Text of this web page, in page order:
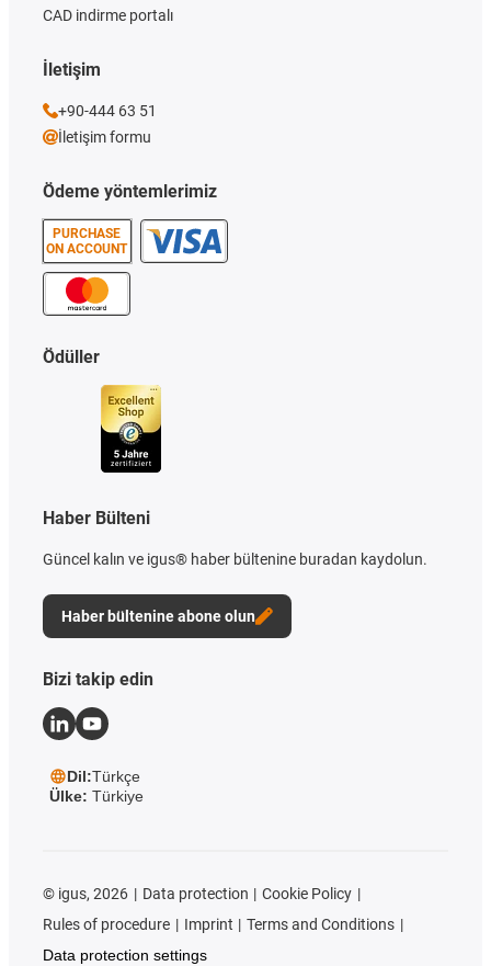
Ödeme yöntemlerimiz
PURCHASE
ON ACCOUNT
CAD indirme portalı
Ödüller
Haber Bülteni
Güncel kalın ve igus® haber bültenine buradan kaydolun.
Haber bültenine abone olun
İletişim
+90-444 63 51
İletişim formu
Bizi takip edin
Dil:Türkçe
Ülke: Türkiye
© igus, 2026 Data protection
Cookie Policy
Rules of procedure
Imprint
Terms and Conditions
Data protection settings